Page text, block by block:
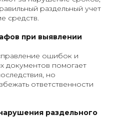
раздельный учет
средств.
при выявлении
ошибок и
документов помогает
но
ответственности
раздельного